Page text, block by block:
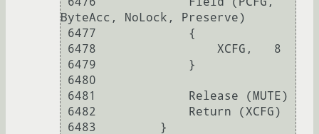
ByteAcc, NoLock, Preserve)